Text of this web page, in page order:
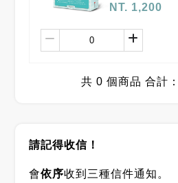
NT. 1,200
共 0 個商品 合計：
請記得收信！
會依序收到三種信件通知。